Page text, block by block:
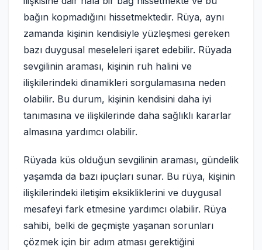
bağın kopmadığını hissetmektedir. Rüya, aynı
zamanda kişinin kendisiyle yüzleşmesi gereken
bazı duygusal meseleleri işaret edebilir. Rüyada
sevgilinin araması, kişinin ruh halini ve
ilişkilerindeki dinamikleri sorgulamasına neden
olabilir. Bu durum, kişinin kendisini daha iyi
tanımasına ve ilişkilerinde daha sağlıklı kararlar
almasına yardımcı olabilir.
Rüyada küs olduğun sevgilinin araması, gündelik
yaşamda da bazı ipuçları sunar. Bu rüya, kişinin
ilişkilerindeki iletişim eksikliklerini ve duygusal
mesafeyi fark etmesine yardımcı olabilir. Rüya
sahibi, belki de geçmişte yaşanan sorunları
çözmek için bir adım atması gerektiğini